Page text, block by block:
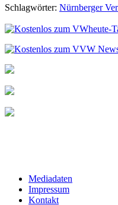
Schlagwörter: Nürnberger
Mediadaten
Impressum
Kontakt